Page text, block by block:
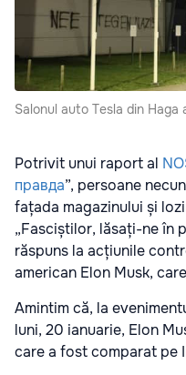
Salonul auto Tesla din
Potrivit unui raport al
правда”, persoane
fațada magazinului și
„Fasciștilor, lăsați-ne în
răspuns la acțiunile
american Elon Musk,
Amintim că, la
luni, 20 ianuarie, Elon
care a fost comparat pe